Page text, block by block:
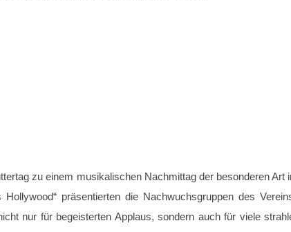
zu einem musikalischen Nachmittag der besonderen Art
präsentierten die Nachwuchsgruppen des
nur für begeisterten Applaus, sondern auch für viele